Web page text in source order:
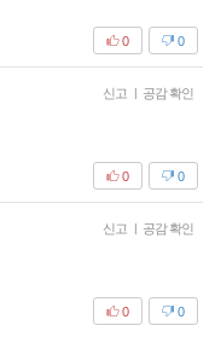
0
0
신고 | 공감 확인
0
0
신고 | 공감 확인
0
0